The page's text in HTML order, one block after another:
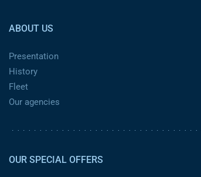
ABOUT US
Presentation
History
Fleet
Our agencies
OUR SPECIAL OFFERS